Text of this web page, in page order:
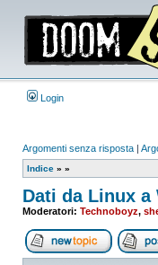
Login
Argomenti senza risposta |
Indice » »
Dati da Linux
Moderatori: Technoboyz,
Apri un